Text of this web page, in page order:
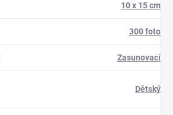
10 x 15 cm
300 foto
Zasunovací
Dětský